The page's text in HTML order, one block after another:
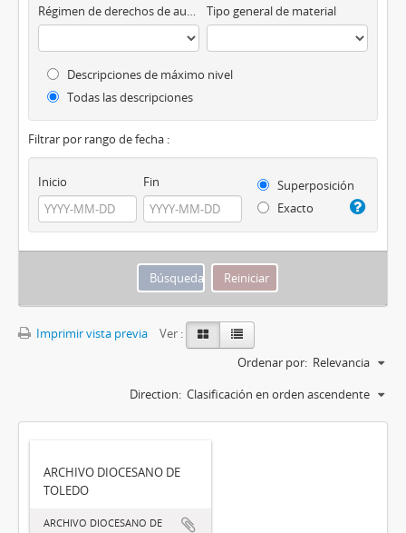
Régimen de derechos de autor Tipo general de material
Descripciones de máximo nivel
Todas las descripciones
Filtrar por rango de fecha :
Inicio Fin
Superposición
Exacto
Imprimir vista previa
Ver :
Ordenar por: Relevancia
Direction: Clasificación en orden ascendente
ARCHIVO DIOCESANO DE
TOLEDO
ARCHIVO DIOCESANO DE